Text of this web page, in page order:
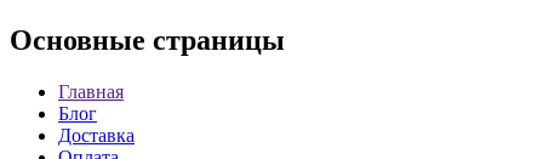
Основные страницы
Главная
Блог
Доставка